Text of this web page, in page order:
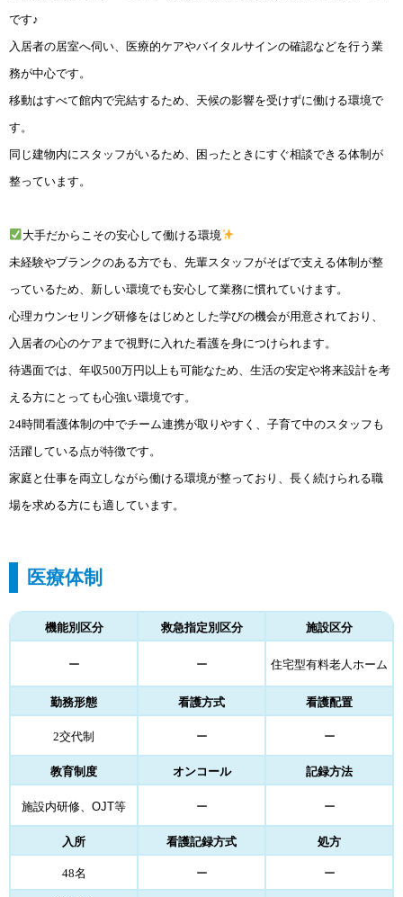
です♪
入居者の居室へ伺い、医療的ケアやバイタルサインの確認などを行う業
務が中心です。
移動はすべて館内で完結するため、天候の影響を受けずに働ける環境で
す。
同じ建物内にスタッフがいるため、困ったときにすぐ相談できる体制が
整っています。
大手だからこその安心して働ける環境
未経験やブランクのある方でも、先輩スタッフがそばで支える体制が整
っているため、新しい環境でも安心して業務に慣れていけます。
心理カウンセリング研修をはじめとした学びの機会が用意されており、
入居者の心のケアまで視野に入れた看護を身につけられます。
待遇面では、年収500万円以上も可能なため、生活の安定や将来設計を考
える方にとっても心強い環境です。
24時間看護体制の中でチーム連携が取りやすく、子育て中のスタッフも
活躍している点が特徴です。
家庭と仕事を両立しながら働ける環境が整っており、長く続けられる職
場を求める方にも適しています。
医療体制
機能別区分 救急指定別区分 施設区分
ー ー 住宅型有料老人ホーム
勤務形態 看護方式 看護配置
2交代制 ー ー
教育制度 オンコール 記録方法
施設内研修、 OJT等 ー ー
入所 看護記録方式 処方
48名 ー ー